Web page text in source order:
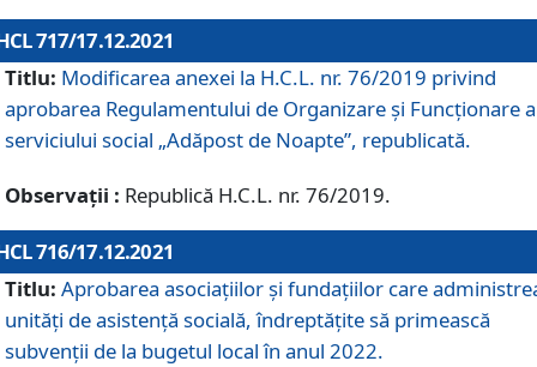
717/17.12.2021
Titlu: Modificarea anexei la H.C.L. nr. 76/2019 privind
aprobarea Regulamentului de Organizare şi Funcționare
serviciului social „Adăpost de Noapte”, republicată.
Observații : Republică H.C.L. nr. 76/2019.
716/17.12.2021
Titlu: Aprobarea asociaţiilor şi fundaţiilor care
unităţi de asistenţă socială, îndreptăţite să primească
subvenţii de la bugetul local în anul 2022.